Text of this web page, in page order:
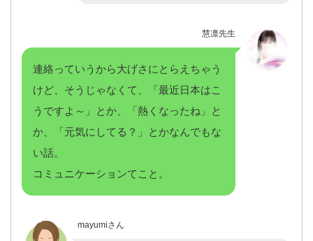
慧凛先生
連絡っていうから大げさにとらえちゃう
けど、そうじゃなくて、「最近日本はこ
うですよ～」とか、「熱くなったね」と
か、「元気にしてる？」とかなんでもな
い話。
コミュニケーションてこと。
mayumiさん